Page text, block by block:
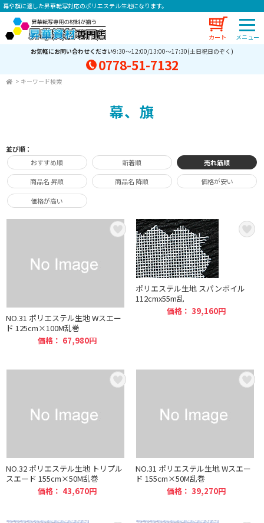
幕や旗に適した昇華転写対応のポリエステル生地になります。
カート
お気軽にお問い合わせください9:30～12:00/13:00～17:30(土日祝日のぞく)
0778-51-7132
> キーワード検索
幕、旗
並び順：
おすすめ順
新着順 売れ筋順
商品名 昇順 商品名 降順 価格が安い
価格が高い
NO.31 ポリエステル生地 Wスエー
ド 125cm×100M乱巻
価格： 67,980円
ポリエステル生地 スパンボイル
112cmx55m乱
価格： 39,160円
NO.32 ポリエステル生地 トリプル
スエード 155cm×50M乱巻
価格： 43,670円
NO.31 ポリエステル生地 Wスエー
ド 155cm×50M乱巻
価格： 39,270円